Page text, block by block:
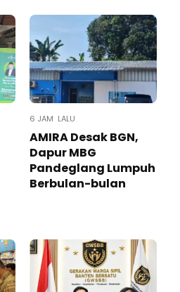
6 JAM LALU
AMIRA Desak BGN,
Dapur MBG
Pandeglang Lumpuh
Berbulan-bulan